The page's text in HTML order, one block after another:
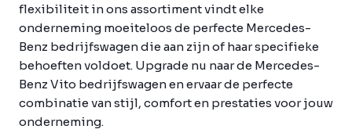
flexibiliteit in ons assortiment vindt elke
onderneming moeiteloos de perfecte Mercedes-
Benz bedrijfswagen die aan zijn of haar specifieke
behoeften voldoet. Upgrade nu naar de Mercedes-
Benz Vito bedrijfswagen en ervaar de perfecte
combinatie van stijl, comfort en prestaties voor jouw
onderneming.